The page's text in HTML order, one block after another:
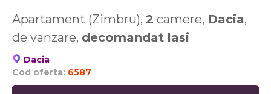
Apartament (Zimbru), 2 camere, Dacia,
de vanzare, decomandat Iasi
Dacia
Cod oferta: 6587